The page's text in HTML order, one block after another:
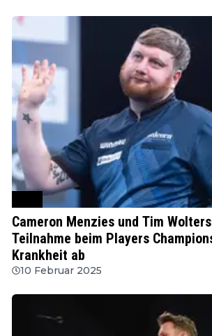
Cameron Menzies und Tim
Teilnahme beim Players
Krankheit ab
10 Februar 2025